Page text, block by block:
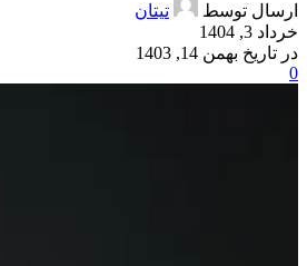
ارسال توسط
تیتان
خرداد 3, 1404
در تاریخ بهمن 14, 1403
0